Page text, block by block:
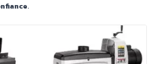
.